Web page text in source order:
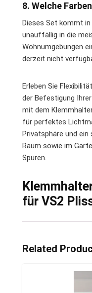
8. Welche
Dieses Set kommt
unauffällig in die
Wohnumgebungen
derzeit nicht
Erleben Sie
der Befestigung
mit dem
für perfektes
Privatsphäre und
Raum sowie im
Spuren.
für VS2
Related